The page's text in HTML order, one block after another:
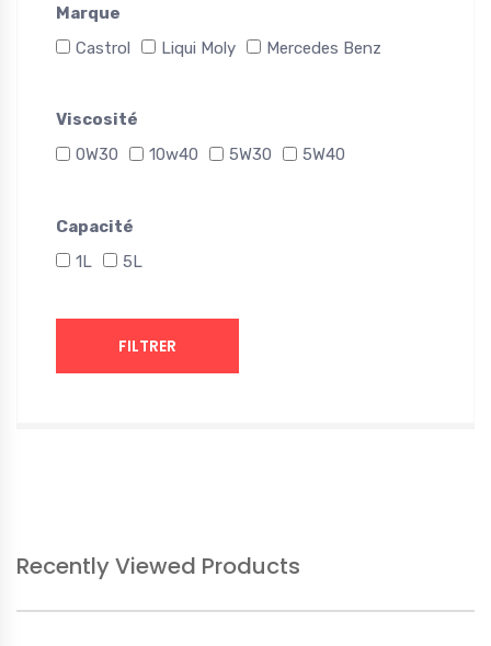
Marque
Castrol
Liqui Moly Mercedes Benz
Viscosité
0W30
10w40 5W30 5W40
Capacité
1L
5L
FILTRER
Recently Viewed Products